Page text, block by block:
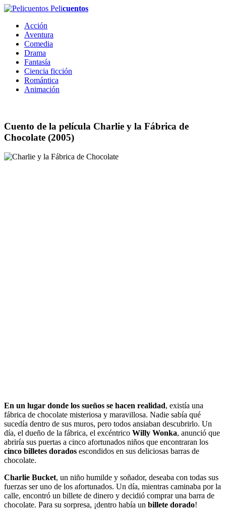
Pelicuentos
Acción
Aventura
Comedia
Drama
Fantasía
Ciencia ficción
Romántica
Animación
Cuento de la película Charlie y la Fábrica de
Chocolate (2005)
En un lugar donde los sueños se hacen realidad, existía una
fábrica de chocolate misteriosa y maravillosa. Nadie sabía qué
sucedía dentro de sus muros, pero todos ansiaban descubrirlo. Un
día, el dueño de la fábrica, el excéntrico Willy Wonka, anunció que
abriría sus puertas a cinco afortunados niños que encontraran los
cinco billetes dorados escondidos en sus deliciosas barras de
chocolate.
Charlie Bucket, un niño humilde y soñador, deseaba con todas sus
fuerzas ser uno de los afortunados. Un día, mientras caminaba por la
calle, encontró un billete de dinero y decidió comprar una barra de
chocolate. Para su sorpresa, ¡dentro había un billete dorado!